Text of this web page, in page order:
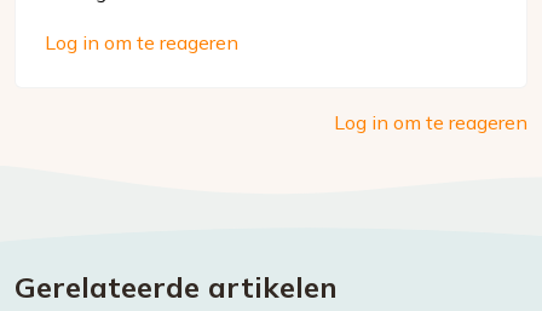
Log in om te reageren
Log in om te reageren
Gerelateerde artikelen